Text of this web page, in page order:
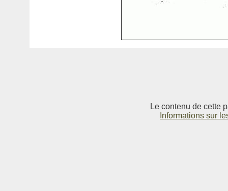
Le contenu de cette
Informations sur